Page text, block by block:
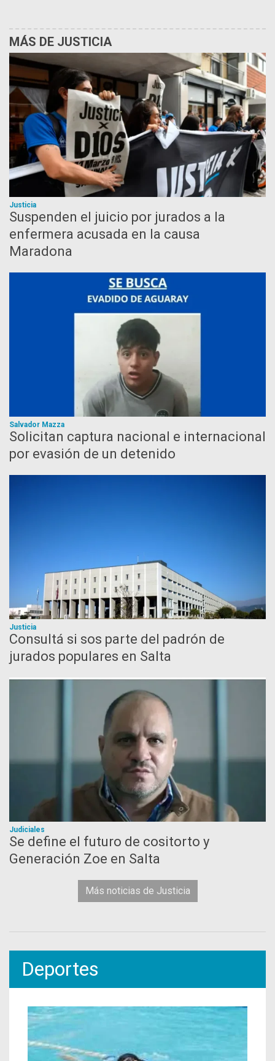
MÁS DE JUSTICIA
Justicia
Suspenden el juicio por jurados a la
enfermera acusada en la causa
Maradona
Salvador Mazza
Solicitan captura nacional e internacional
por evasión de un detenido
Justicia
Consultá si sos parte del padrón de
jurados populares en Salta
Judiciales
Se define el futuro de cositorto y
Generación Zoe en Salta
Más noticias de Justicia
Deportes